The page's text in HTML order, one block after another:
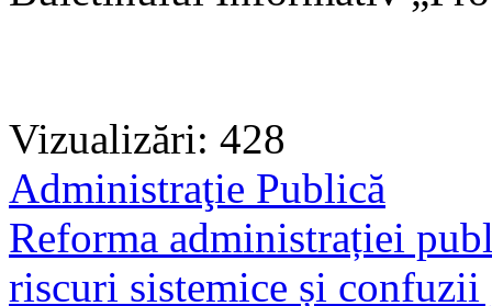
Vizualizări: 428
Administraţie Publică
Reforma administrației
riscuri sistemice și